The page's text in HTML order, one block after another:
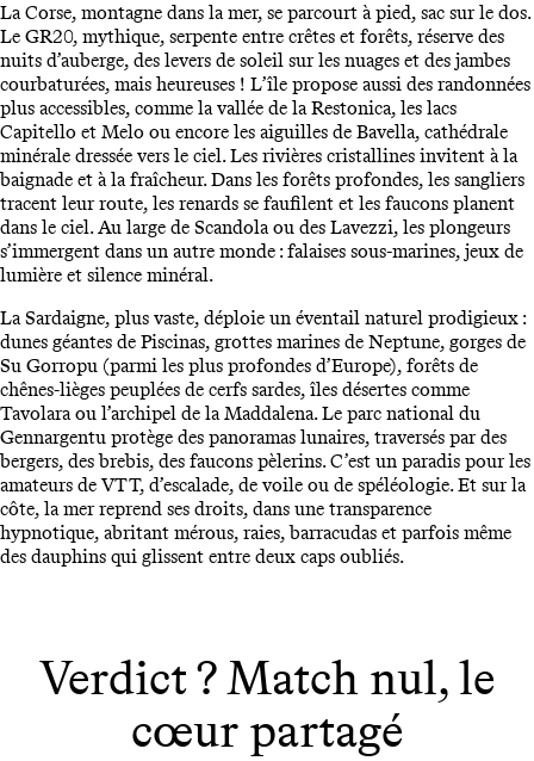
La Corse, montagne dans la mer, se parcourt à pied, sac sur le dos.
Le GR20, mythique, serpente entre crêtes et forêts, réserve des
nuits d’auberge, des levers de soleil sur les nuages et des jambes
courbaturées, mais heureuses ! L’île propose aussi des randonnées
plus accessibles, comme la vallée de la Restonica, les lacs
Capitello et Melo ou encore les aiguilles de Bavella, cathédrale
minérale dressée vers le ciel. Les rivières cristallines invitent à la
baignade et à la fraîcheur. Dans les forêts profondes, les sangliers
tracent leur route, les renards se faufilent et les faucons planent
dans le ciel. Au large de Scandola ou des Lavezzi, les plongeurs
s’immergent dans un autre monde : falaises sous-marines, jeux de
lumière et silence minéral.
La Sardaigne, plus vaste, déploie un éventail naturel prodigieux :
dunes géantes de Piscinas, grottes marines de Neptune, gorges de
Su Gorropu (parmi les plus profondes d’Europe), forêts de
chênes-lièges peuplées de cerfs sardes, îles désertes comme
Tavolara ou l’archipel de la Maddalena. Le parc national du
Gennargentu protège des panoramas lunaires, traversés par des
bergers, des brebis, des faucons pèlerins. C’est un paradis pour les
amateurs de VTT, d’escalade, de voile ou de spéléologie. Et sur la
côte, la mer reprend ses droits, dans une transparence
hypnotique, abritant mérous, raies, barracudas et parfois même
des dauphins qui glissent entre deux caps oubliés.
Verdict ? Match nul, le
cœur partagé